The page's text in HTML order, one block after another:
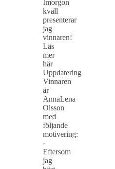
Imorgon
kväll
presenterar
jag
vinnaren!
Läs
mer
här
Uppdatering
Vinnaren
är
AnnaLena
Olsson
med
följande
motivering:
-
Eftersom
jag